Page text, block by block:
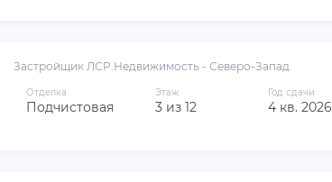
Застройщик ЛСР.Недвижимость - Северо-Запад
Отделка
Подчистовая
Этаж
3 из 12
Год сдачи
4 кв. 2026